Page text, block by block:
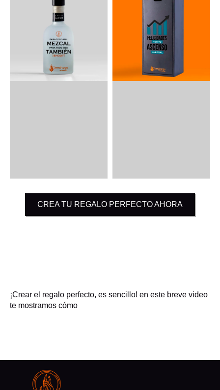
CREA TU REGALO PERFECTO AHORA
¡Crear el regalo perfecto, es sencillo! en este breve video
te mostramos cómo